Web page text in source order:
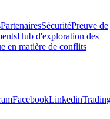
PartenairesSécuritéPreuve de
Hub d'exploration des
en matière de conflits
FacebookLinkedin